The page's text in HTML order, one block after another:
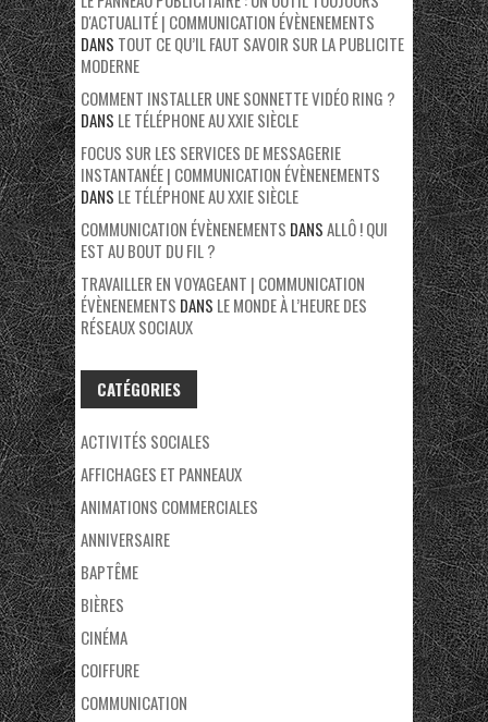
D'ACTUALITÉ | COMMUNICATION ÉVÈNENEMENTS
DANS TOUT CE QU’IL FAUT SAVOIR SUR LA PUBLICITE
MODERNE
COMMENT INSTALLER UNE SONNETTE VIDÉO RING ?
DANS LE TÉLÉPHONE AU XXIE SIÈCLE
FOCUS SUR LES SERVICES DE MESSAGERIE
INSTANTANÉE | COMMUNICATION ÉVÈNENEMENTS
DANS LE TÉLÉPHONE AU XXIE SIÈCLE
COMMUNICATION ÉVÈNENEMENTS DANSALLÔ ! QUI
EST AU BOUT DU FIL ?
TRAVAILLER EN VOYAGEANT | COMMUNICATION
ÉVÈNENEMENTS DANS LE MONDE À L’HEURE DES
RÉSEAUX SOCIAUX
CATÉGORIES
ACTIVITÉS SOCIALES
AFFICHAGES ET PANNEAUX
ANIMATIONS COMMERCIALES
ANNIVERSAIRE
BAPTÊME
BIÈRES
CINÉMA
COIFFURE
COMMUNICATION